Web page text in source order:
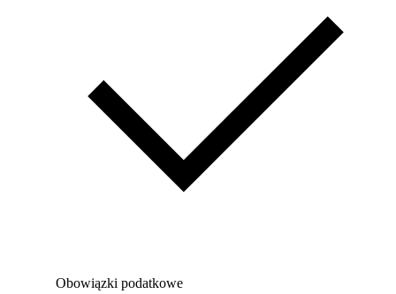
Obowiązki podatkowe